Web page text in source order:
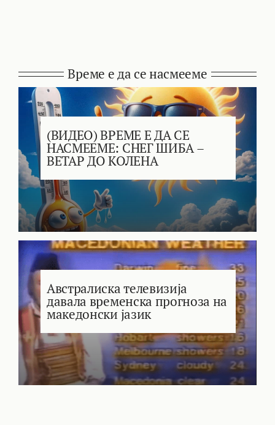
Време е да се насмееме
(ВИДЕО) ВРЕМЕ Е ДА СЕ
НАСМЕЕМЕ: СНЕГ ШИБА –
ВЕТАР ДО КОЛЕНА
Австралиска телевизија
давала временска прогноза на
македонски јазик